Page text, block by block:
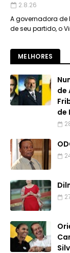
2.8.26
A governadora de
de seu partido, o
MELHORES
de
de